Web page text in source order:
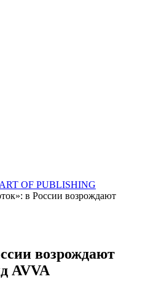
OF PUBLISHING
в России возрождают
возрождают
AVVA